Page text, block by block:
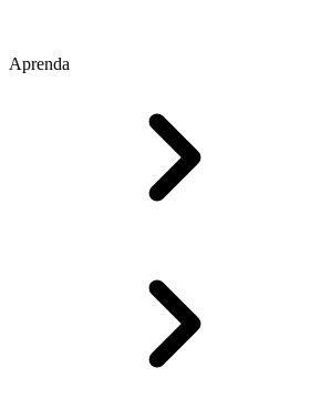
Aprenda